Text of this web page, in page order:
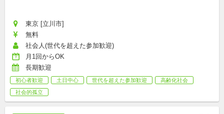
東京 [立川市]
無料
社会人(世代を超えた参加歓迎)
月1回からOK
長期歓迎
初心者歓迎 土日中心 世代を超えた参加歓迎
高齢化社会
社会的孤立